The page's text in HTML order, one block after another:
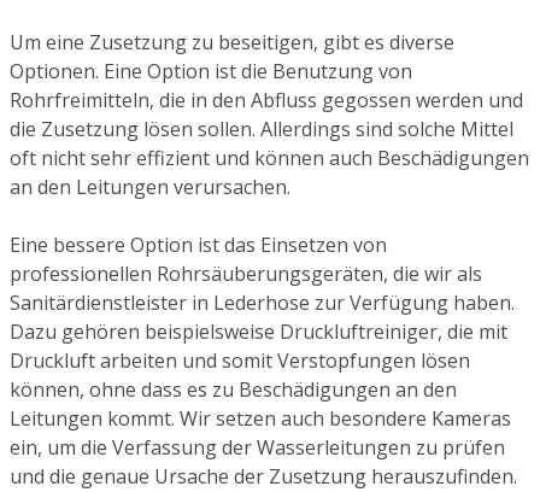
Um eine Zusetzung zu beseitigen, gibt es diverse
Optionen. Eine Option ist die Benutzung von
Rohrfreimitteln, die in den Abfluss gegossen werden und
die Zusetzung lösen sollen. Allerdings sind solche Mittel
oft nicht sehr effizient und können auch Beschädigungen
an den Leitungen verursachen.
Eine bessere Option ist das Einsetzen von
professionellen Rohrsäuberungsgeräten, die wir als
Sanitärdienstleister in Lederhose zur Verfügung haben.
Dazu gehören beispielsweise Druckluftreiniger, die mit
Druckluft arbeiten und somit Verstopfungen lösen
können, ohne dass es zu Beschädigungen an den
Leitungen kommt. Wir setzen auch besondere Kameras
ein, um die Verfassung der Wasserleitungen zu prüfen
und die genaue Ursache der Zusetzung herauszufinden.